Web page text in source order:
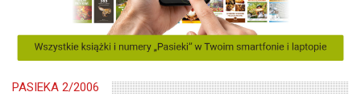
PASIEKA 2/2006